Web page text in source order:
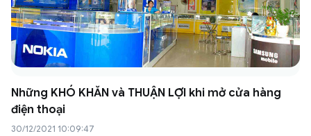
Những KHÓ KHĂN và THUẬN LỢI khi mở cửa hàng
điện thoại
30/12/2021 10:09:47